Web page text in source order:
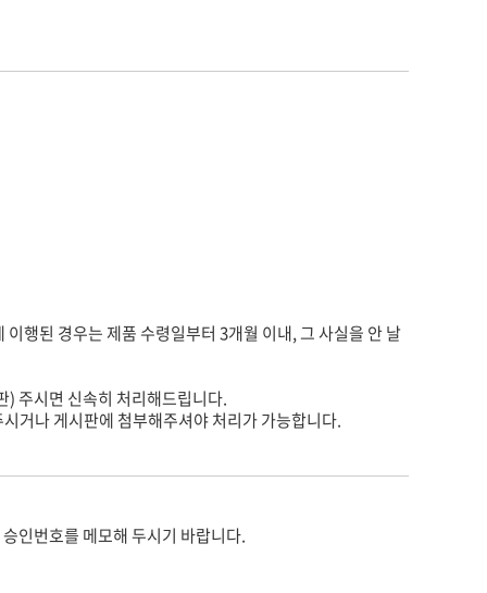
행된 경우는 제품 수령일부터 3개월 이내, 그 사실을 안 날
주시면 신속히 처리해드립니다.
거나 게시판에 첨부해주셔야 처리가 가능합니다.
인번호를 메모해 두시기 바랍니다.